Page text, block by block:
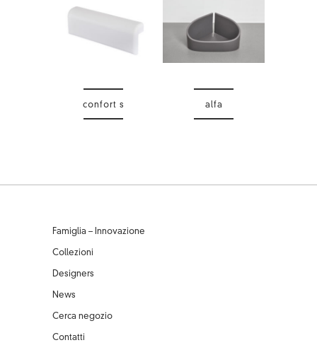
confort s alfa
Famiglia – Innovazione
Collezioni
Designers
News
Cerca negozio
Contatti